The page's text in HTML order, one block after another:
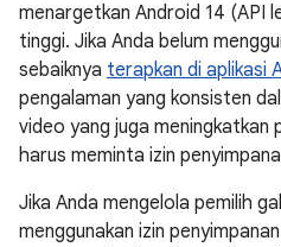
menargetkan Android 14 (API
tinggi. Jika Anda belum
sebaiknya terapkan di aplikasi
pengalaman yang konsisten
video yang juga meningkatkan
harus meminta izin
Jika Anda mengelola pemilih
menggunakan izin